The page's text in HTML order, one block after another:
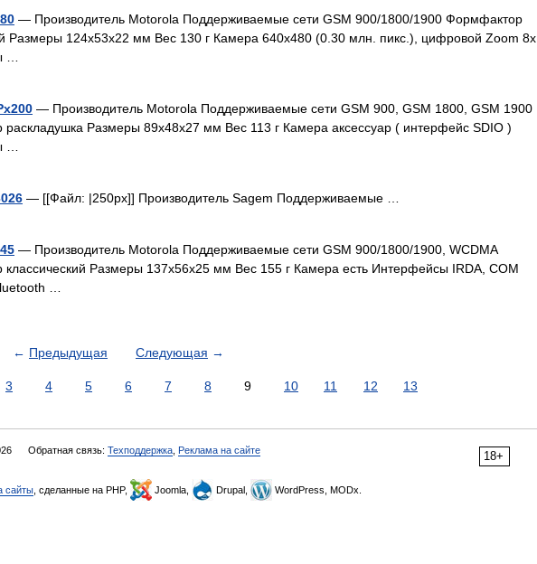
— Производитель Motorola Поддерживаемые сети GSM 900/1800/1900 Формфактор
Размеры 124x53x22 мм Вес 130 г Камера 640x480 (0.30 млн. пикс.), цифровой Zoom 8x
…
— Производитель Motorola Поддерживаемые сети GSM 900, GSM 1800, GSM 1900
Размеры 89x48x27 мм Вес 113 г Камера аксессуар ( интерфейс SDIO )
…
— [[Файл: |250px]] Производитель Sagem Поддерживаемые …
— Производитель Motorola Поддерживаемые сети GSM 900/1800/1900, WCDMA
Размеры 137x56x25 мм Вес 155 г Камера есть Интерфейсы IRDA, COM
…
← Предыдущая Следующая →
3 4 5 6 7 8 9 10 11 12 13
18+
Обратная связь: Техподдержка Реклама на сайте
сайты , сделанные на PHP, Joomla, Drupal, WordPress, MODx.